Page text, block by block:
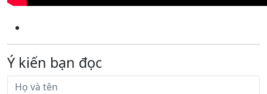
Ý kiến bạn đọc